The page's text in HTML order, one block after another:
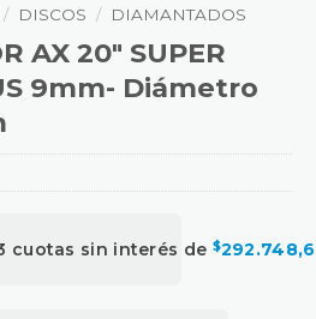
/ DISCOS / DIAMANTADOS
AX 20″ SUPER
9mm- Diámetro
cuotas sin interés de $